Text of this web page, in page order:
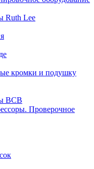
Ruth Lee
кромки и подушку
ВСВ
Проверочное